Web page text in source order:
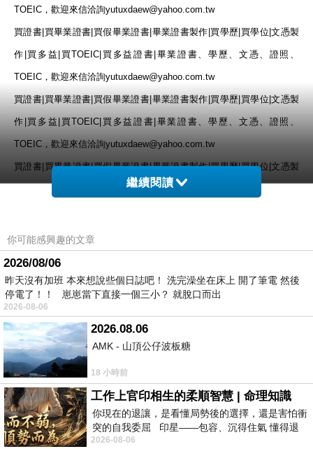
TOEIC ，歡迎來信洽詢yutuxdaew@yahoo.com.tw
買證書 買畢業證書 買假畢業證書 畢業證書製作 買學歷 買學位 文憑製
作 買多益 買TOEIC| 買多益證書 畢業證書、學歷、文憑、證照、
TOEIC ，歡迎來信洽詢yutuxdaew@yahoo.com.tw
買證書 買畢業證書 買假畢業證書 畢業證書製作 買學歷 買學位 文憑製
作 買多益 買TOEIC| 買多益證書 畢業證書、學歷、文憑、證照、
TOEIC ，歡迎來信洽詢yutuxdaew@yahoo.com.tw
買證書 買畢業證書|買假畢業證書|畢業證書製作|買學歷|買學位 文憑製
買多益證書|畢業證書、學歷、文憑、證照、
買證書|買畢業證書|買假畢業證書
作|買多益|
TOEIC，歡迎來信洽詢yutuxdaew@yahoo.com.tw
買TOEIC、買TOEIC證書、買TOEIC多益，買
買TOEIC多益、買多益、買多益證書，買
TOEIC多益，買TOEIC、買 TOEIC證書、買TOEIC多益、買多益、買多
益證書，買 TOEIC 、買TOEIC證書、買TOEIC多益，買 TOEIC、買
TOEIC證書、買TOEIC多益、買多益、買多益證書，買TOEIC、買
繼續閱讀
你可能感興趣的文章
2026/08/06
昨天沒有加班 本來想說些個日誌吧！ 洗完澡坐在床上 開了筆電 然後
停電了！！ 崽崽當下直接一個三小？ 就脫口而出
2026-08-06
2026.08.06
AMK - 山頂公仔波板糖
18 小時前
工作上官印相生的柔順智慧 | 命理知識
你現在的退讓，是看懂局勢後的選擇，還是害怕衝
突的自我委屈 印星——包容、沉得住氣 懂得退
一步觀察，不會
2026-08-06